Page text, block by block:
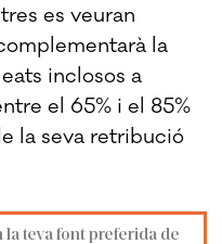
es veuran
la
inclosos a
el 65% i el 85%
la seva retribució
teva font preferida de